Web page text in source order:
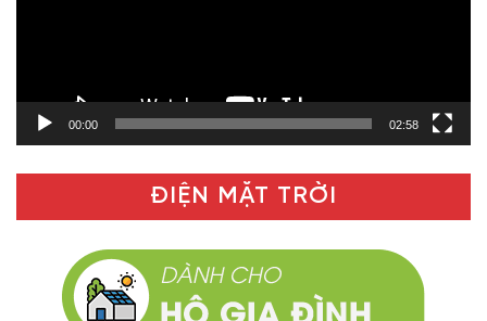
00:00 02:58
ĐIỆN MẶT TRỜI